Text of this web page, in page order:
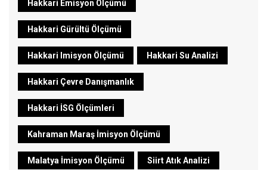
Hakkari Emisyon Ölçümü
Hakkari Gürültü Ölçümü
Hakkari Imisyon Ölçümü Hakkari Su Analizi
Hakkari Çevre Danışmanlık
Hakkari İSG Ölçümleri
Kahraman Maraş İmisyon Ölçümü
Malatya İmisyon Ölçümü Siirt Atık Analizi